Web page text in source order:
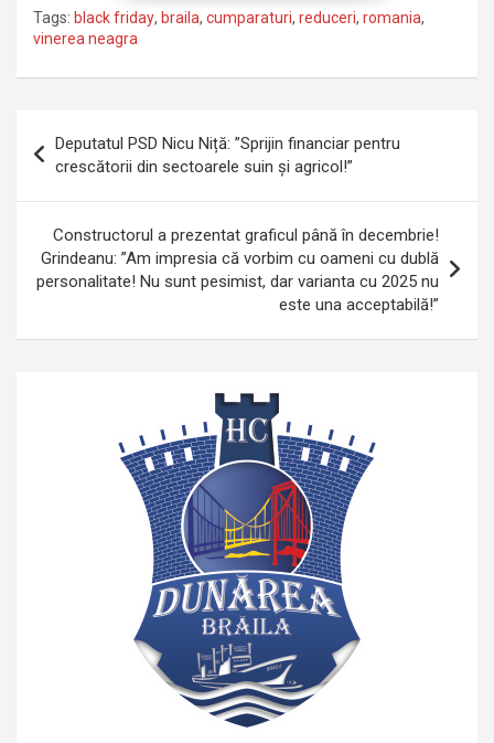
Tags: black friday, braila, cumparaturi, reduceri, romania,
vinerea neagra
în
articole
Deputatul PSD Nicu Niță: ”Sprijin financiar pentru
crescătorii din sectoarele suin și agricol!”
Constructorul a prezentat graficul până în decembrie!
Grindeanu: ”Am impresia că vorbim cu oameni cu dublă
personalitate! Nu sunt pesimist, dar varianta cu 2025 nu
este una acceptabilă!”